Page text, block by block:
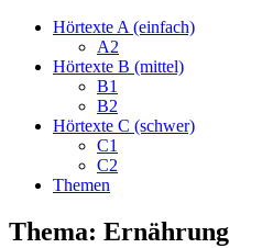
Hörtexte A (einfach)
A2
Hörtexte B (mittel)
B1
B2
Hörtexte C (schwer)
C1
C2
Themen
Thema: Ernährung